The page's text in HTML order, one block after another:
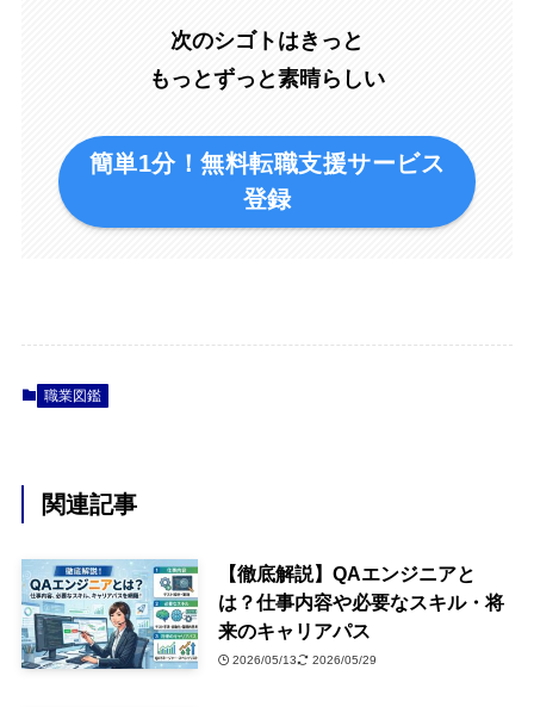
次のシゴトはきっと
もっとずっと素晴らしい
簡単1分！無料転職支援サービス
登録
職業図鑑
関連記事
【徹底解説】QAエンジニアと
は？仕事内容や必要なスキル・将
来のキャリアパス
2026/05/13 2026/05/29